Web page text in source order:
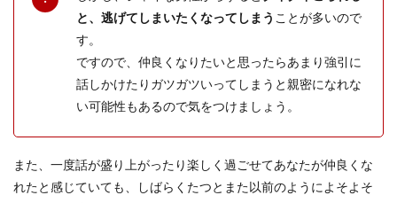
と、逃げてしまいたくなってしまう ことが多いので
す。
ですので、仲良くなりたいと思ったらあまり強引に
話しかけたりガツガツいってしまうと親密になれな
い可能性もあるので気をつけましょう。
また、一度話が盛り上がったり楽しく過ごせてあなたが仲良くな
れたと感じていても、しばらくたつとまた以前のようによそよそ